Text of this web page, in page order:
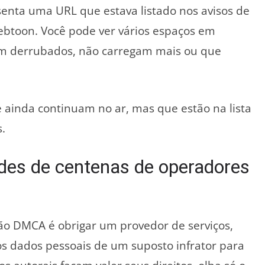
uma URL que estava listado nos avisos de
Você pode ver vários espaços em
derrubados, não carregam mais ou que
ainda continuam no ar, mas que estão na lista
de centenas de operadores
DMCA é obrigar um provedor de serviços,
dados pessoais de um suposto infrator para